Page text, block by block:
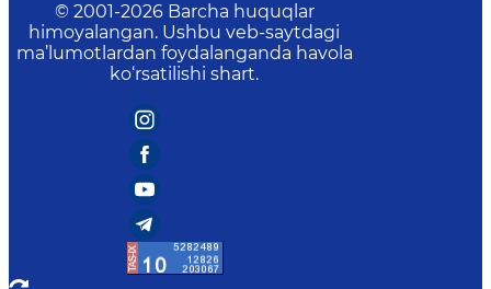
© 2001-2026 Barcha huquqlar
himoyalangan. Ushbu veb-saytdagi
ma’lumotlardan foydalanganda havola
ko‘rsatilishi shart.